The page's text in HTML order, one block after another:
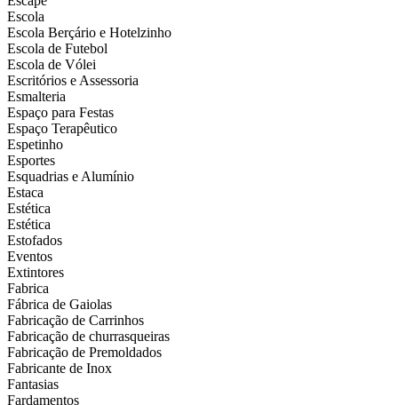
Escola
Escola Berçário e Hotelzinho
Escola de Futebol
Escola de Vólei
Escritórios e Assessoria
Esmalteria
Espaço para Festas
Espaço Terapêutico
Espetinho
Esportes
Esquadrias e Alumínio
Estaca
Estética
Estética
Estofados
Eventos
Extintores
Fabrica
Fábrica de Gaiolas
Fabricação de Carrinhos
Fabricação de churrasqueiras
Fabricação de Premoldados
Fabricante de Inox
Fantasias
Fardamentos